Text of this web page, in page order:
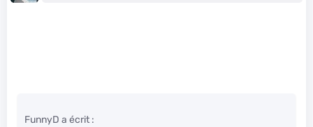
FunnyD a écrit :